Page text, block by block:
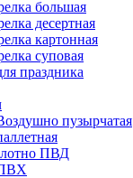
большая
десертная
картонная
суповая
праздника
пузырчатая
ПВД